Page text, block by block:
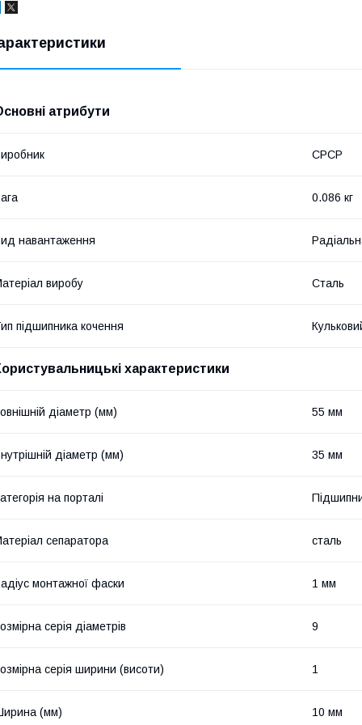
атрибути
СРСР
0.086 кг
навантаження
виробу Сталь
підшипника кочення
характеристики
діаметр (мм) 55 мм
діаметр (мм) 35 мм
на порталі
сепаратора сталь
монтажної фаски 1 мм
серія діаметрів 9
серія ширини (висоти) 1
(мм) 10 мм